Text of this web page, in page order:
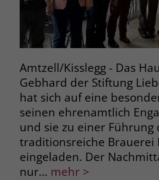
Amtzell/Kisslegg - Das
Gebhard der Stiftung
hat sich auf eine
seinen ehrenamtlich
und sie zu einer Führung
traditionsreiche Brauerei
eingeladen. Der
nur… mehr >